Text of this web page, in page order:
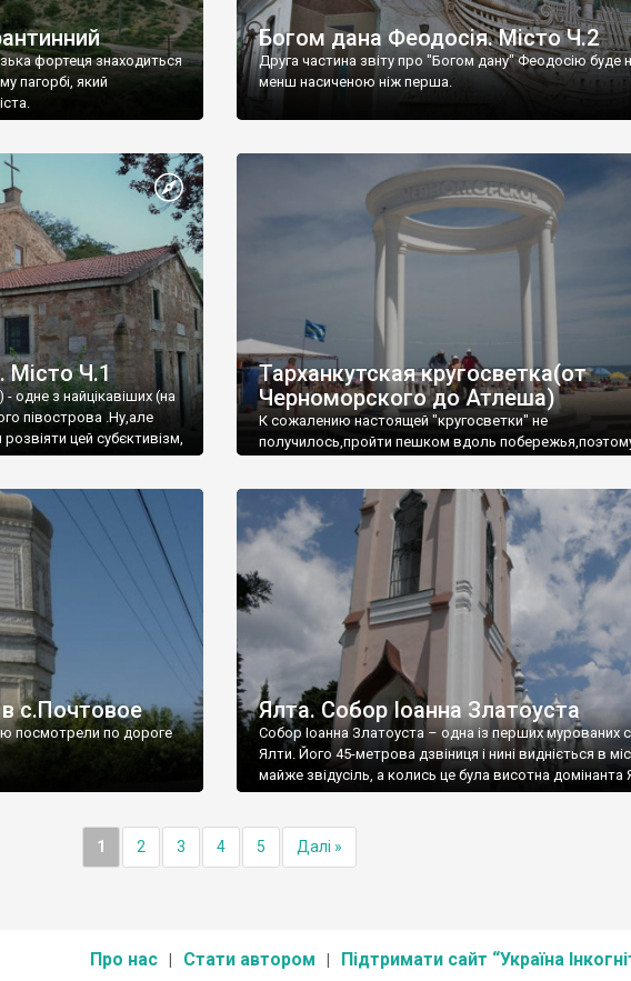
фортеця знаходиться
пагорбі, який
Богом дана Феодосія. Місто Ч.2
Друга частина звіту про "Богом дану" Феодосію буде
менш насиченою ніж перша.
Місто Ч.1
одне з найцікавіших (на
півострова .Ну,але
цей субєктивізм,
Тарханкутская кругосветка(от
Черноморского до Атлеша)
К сожалению настоящей "кругосветки" не
получилось,пройти пешком вдоль
с.Почтовое
посмотрели по дороге
Ялта. Собор Іоанна Златоуста
Собор Іоанна Златоуста – одна із перших мурованих
Ялти. Його 45-метрова дзвіниця і нині видніється в
майже звідусіль, а колись це була висотна домінанта
1 2 3 4 5 Далі »
Про нас Стати автором Підтримати сайт “Україна